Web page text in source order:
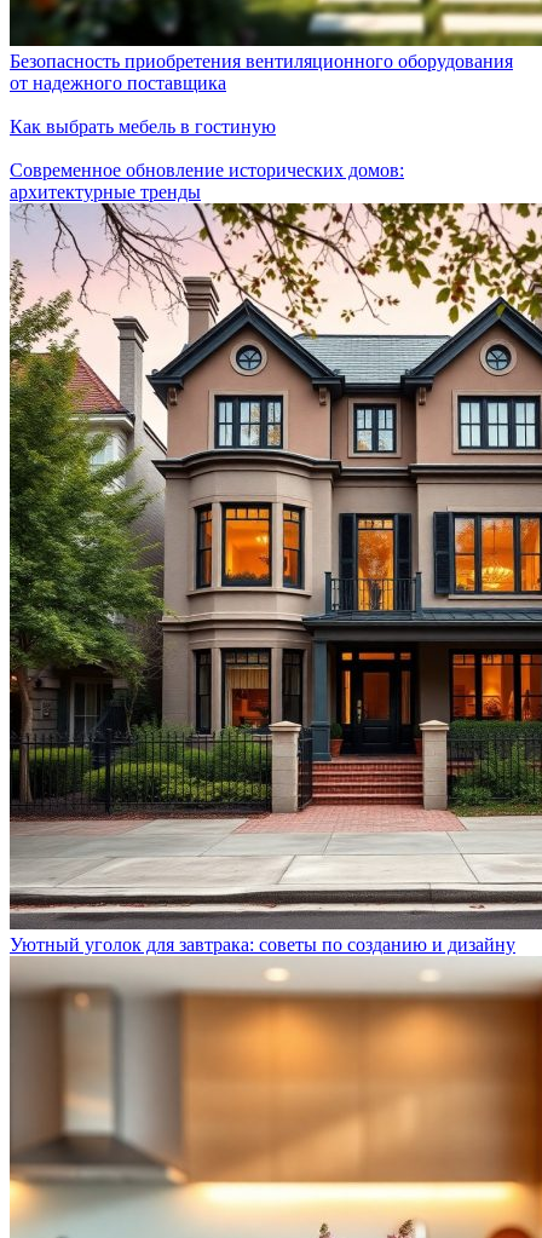
Безопасность приобретения вентиляционного оборудования
от надежного поставщика
Как выбрать мебель в гостиную
Современное обновление исторических домов:
архитектурные тренды
Уютный уголок для завтрака: советы по созданию и дизайну